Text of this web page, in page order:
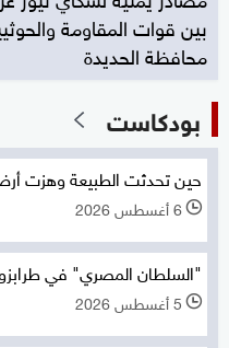
بين قوات المقاومة
محافظة الحديدة
بودكاست
حين تحدثت الطبيعة وهزت
l 6 أغسطس 2026
"السلطان المصري" في
l 5 أغسطس 2026